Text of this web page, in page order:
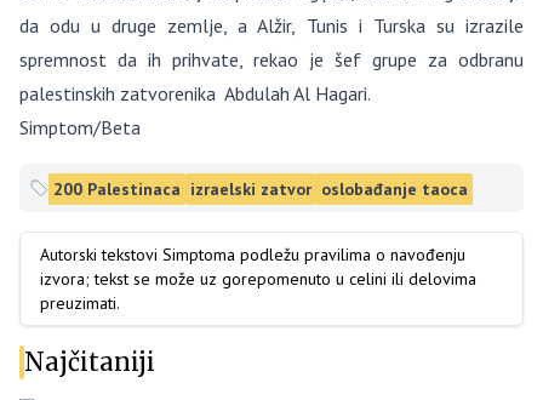
da odu u druge zemlje, a Alžir, Tunis i Turska su izrazile
spremnost da ih prihvate, rekao je šef grupe za odbranu
palestinskih zatvorenika Abdulah Al Hagari.
Simptom/Beta
200 Palestinaca izraelski zatvor oslobađanje taoca
Autorski tekstovi Simptoma podležu pravilima o navođenju
izvora; tekst se može uz gorepomenuto u celini ili delovima
preuzimati.
Najčitaniji